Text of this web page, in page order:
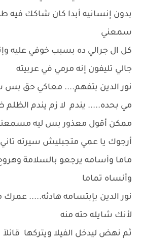
بدون إنسانيه أبدا كان شاكك فيه
سمعني
كل ال جرالي ده بسبب خوفي عليه
جالي تليفون إنه مرمي في عربيته
نور الدين بتفهم.... معاكي حق
مي بحده..... يندم لا زم يندم
ممكن أقول معذور بس ليه
أرجوك يا عمي متجبليش سيرته
ماما وأسامه يرجعو بالسلامة
وأنساه تماما
نور الدين بإبتسامه هادئه..... عمرك
لأنك شايله حته منه
ثم نهض ليدخل الفيلا ويتركها قائلآ